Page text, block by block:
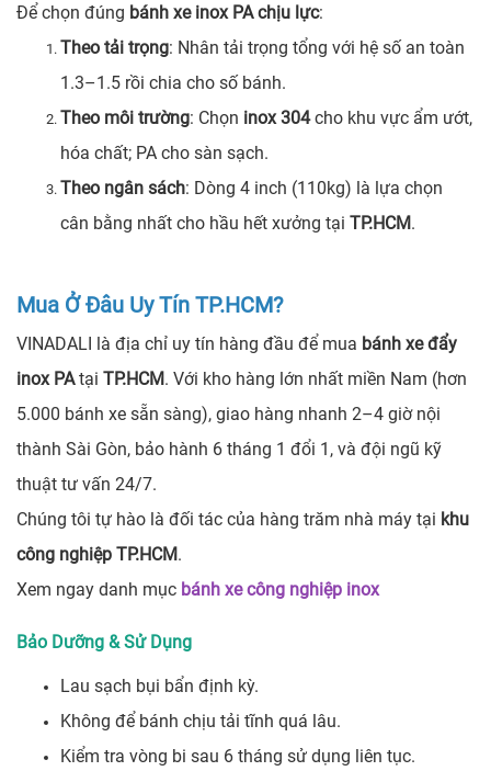
Để chọn đúng bánh xe inox PA chịu lực:
Theo tải trọng: Nhân tải trọng tổng với hệ số an toàn
1.3–1.5 rồi chia cho số bánh.
Theo môi trường: Chọn inox 304cho khu vực ẩm ướt,
hóa chất; PA cho sàn sạch.
Theo ngân sách: Dòng 4 inch (110kg) là lựa chọn
cân bằng nhất cho hầu hết xưởng tại TP.HCM.
Mua Ở Đâu Uy Tín TP.HCM?
VINADALI là địa chỉ uy tín hàng đầu để mua bánh xe đẩy
inox PAtại TP.HCM. Với kho hàng lớn nhất miền Nam (hơn
5.000 bánh xe sẵn sàng), giao hàng nhanh 2–4 giờ nội
thành Sài Gòn, bảo hành 6 tháng 1 đổi 1, và đội ngũ kỹ
thuật tư vấn 24/7.
Chúng tôi tự hào là đối tác của hàng trăm nhà máy tại khu
công nghiệp TP.HCM.
Xem ngay danh mục bánh xe công nghiệp inox
Bảo Dưỡng & Sử Dụng
Lau sạch bụi bẩn định kỳ.
Không để bánh chịu tải tĩnh quá lâu.
Kiểm tra vòng bi sau 6 tháng sử dụng liên tục.